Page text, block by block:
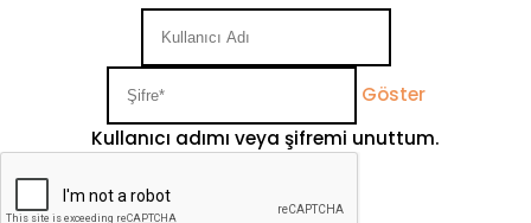
Göster
Kullanıcı adımı veya şifremi unuttum.